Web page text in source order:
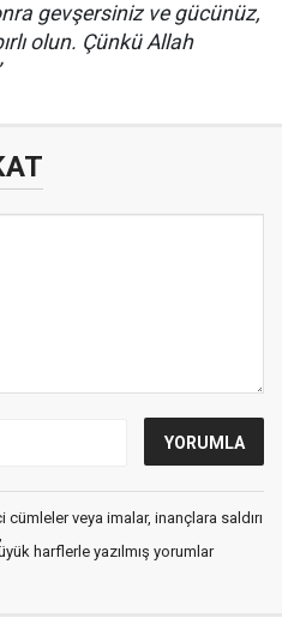
gevşersiniz ve gücünüz,
olun. Çünkü Allah
veya imalar, inançlara saldırı
harflerle yazılmış yorumlar